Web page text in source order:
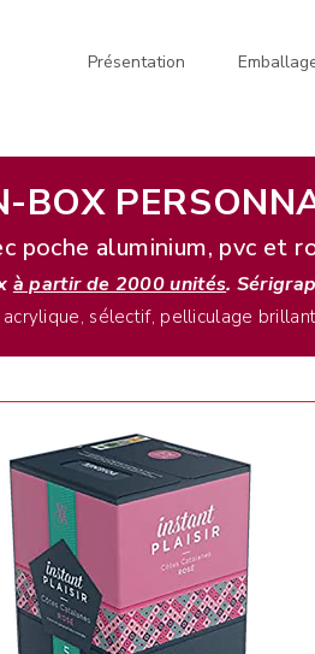
Présentation
BOX
poche aluminium, pvc
à partir de 2000 unités.
acrylique, sélectif, pelliculage